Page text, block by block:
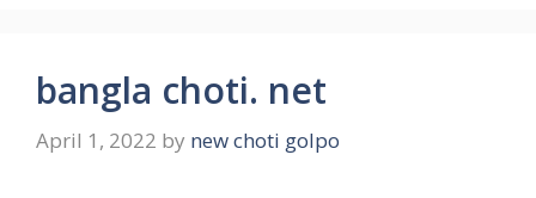
bangla choti. net
April 1, 2022 by new choti golpo